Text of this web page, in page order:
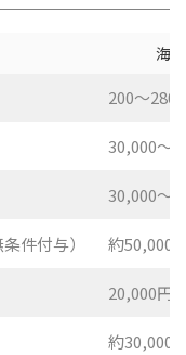
海
200〜280
30,000〜
30,000〜
件付与） 約50,000
20,000円
約30,000